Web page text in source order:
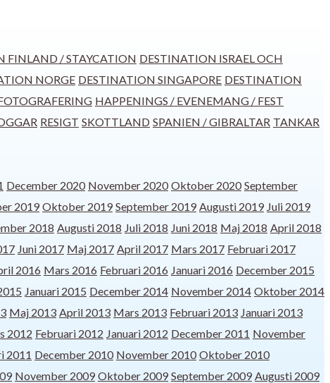
FINLAND / STAYCATION DESTINATION ISRAEL OCH
NORGE DESTINATION SINGAPORE DESTINATION
HAPPENINGS / EVENEMANG / FEST
RESIGT SKOTTLAND SPANIEN / GIBRALTAR TANKAR
December 2020 November 2020 Oktober 2020 September
2019 Oktober 2019 September 2019 Augusti 2019 Juli 2019
2018 Augusti 2018 Juli 2018 Juni 2018 Maj 2018 April 2018
Juni 2017 Maj 2017 April 2017 Mars 2017 Februari 2017
2016 Mars 2016 Februari 2016 Januari 2016 December 2015
Januari 2015 December 2014 November 2014 Oktober 2014
Maj 2013 April 2013 Mars 2013 Februari 2013 Januari 2013
2012 Februari 2012 Januari 2012 December 2011 November
2011 December 2010 November 2010 Oktober 2010
November 2009 Oktober 2009 September 2009 Augusti 2009